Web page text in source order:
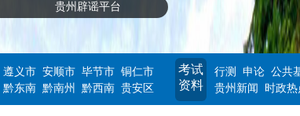
贵州辟谣平台
遵义市 安顺市 毕节市 铜仁市
黔东南 黔南州 黔西南 贵安区
考试
资料
行测 申论 公共
贵州新闻
时政热